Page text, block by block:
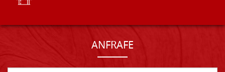
ANFRAFE